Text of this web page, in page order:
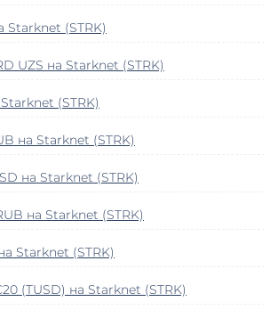
Starknet (STRK)
UZS на Starknet (STRK)
(STRK)
на Starknet (STRK)
на Starknet (STRK)
на Starknet (STRK)
Starknet (STRK)
(TUSD) на Starknet (STRK)